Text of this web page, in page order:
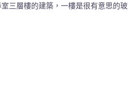
三層樓的建築，一樓是很有意思的玻